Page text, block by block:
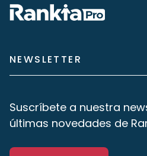
NEWSLETTER
Suscríbete a nuestra
últimas novedades de